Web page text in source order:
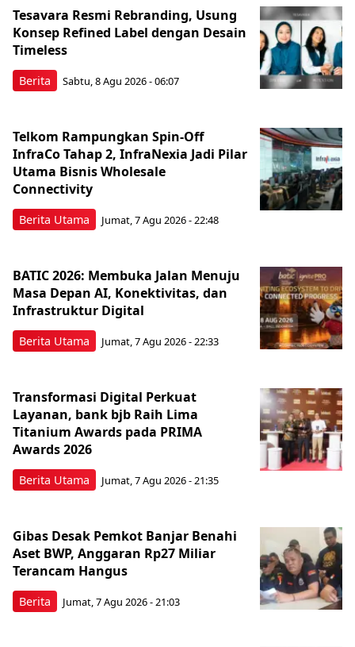
Berita
Tesavara Resmi Rebranding, Usung
Konsep Refined Label dengan Desain
Timeless
Sabtu, 8 Agu 2026 - 06:07
Berita Utama
Telkom Rampungkan Spin-Off
InfraCo Tahap 2, InfraNexia Jadi Pilar
Utama Bisnis Wholesale
Connectivity
Jumat, 7 Agu 2026 - 22:48
Berita Utama
BATIC 2026: Membuka Jalan Menuju
Masa Depan AI, Konektivitas, dan
Infrastruktur Digital
Jumat, 7 Agu 2026 - 22:33
Berita Utama
Transformasi Digital Perkuat
Layanan, bank bjb Raih Lima
Titanium Awards pada PRIMA
Awards 2026
Jumat, 7 Agu 2026 - 21:35
Berita
Gibas Desak Pemkot Banjar Benahi
Aset BWP, Anggaran Rp27 Miliar
Terancam Hangus
Jumat, 7 Agu 2026 - 21:03